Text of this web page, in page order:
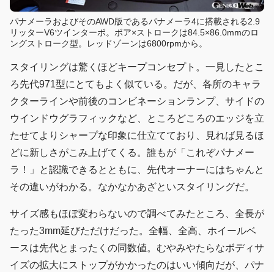
パナメーラおよびそのAWD版であるパナメーラ4に搭載される2.9
リッターV6ツインターボ。ボア×ストロークは84.5×86.0mmのロ
ングストローク型。レッドゾーンは6800rpmから。
スタイリングは驚くほどキープコンセプト。一見したとこ
ろ先代971型にとてもよく似ている。だが、各所のキャラ
クターラインや前後のコンビネーションランプ、サイドの
ウインドウグラフィックなど、ところどころのエッジを立
たせてよりシャープな印象に仕立てており、見れば見るほ
どに新しさがこみ上げてくる。誰もが「これぞパナメー
ラ！」と認識できるとともに、先代オーナーにはちゃんと
その違いがわかる。なかなかあざといスタイリングだ。
サイズ感もほぼ変わらないので調べてみたところ、全長が
たった3mm延びただけだった。全幅、全高、ホイールベ
ースは先代とまったくの同数値。むやみやたらなボディサ
イズの拡大にストップがかかったのはいい傾向だが、パナ